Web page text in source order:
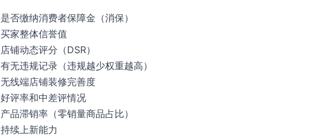
是否缴纳消费者保障金（消保）
买家整体信誉值
店铺动态评分（DSR）
有无违规记录（违规越少权重越高）
无线端店铺装修完善度
好评率和中差评情况
产品滞销率（零销量商品占比）
持续上新能力